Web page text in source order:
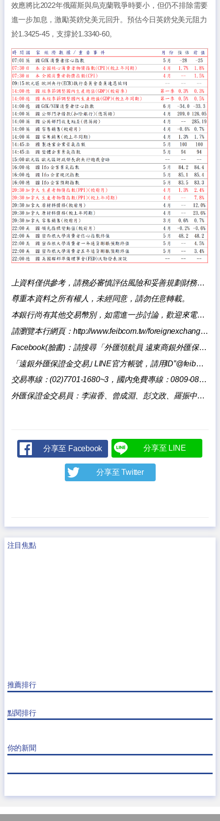
效應將比2022年俄羅斯與烏克蘭戰爭時要小，但仍不排除需要
進一步加息，激勵英鎊兌美元回升。預估今日英鎊兌美元阻力
於1.3425-45，支撐於1.3340-60。
上資料僅供參考，請務必審慎評估風險和妥善規劃財務，本銀行不負擔盈虧之法律責任。
尊重本資料之所有權人，未經同意，請勿任意轉載。
本銀行尚有其他交易幣別，如需進一步討論，歡迎來電洽詢。
請瀏覽本行網頁： http://www.feibcom.tw/foreignexchange/index.aspxq
Facebook(臉書)：請搜尋「 外匯領航員 遠東商銀外匯保證金交易」
「遠銀外匯保證金交易｣ LINE官方帳號，請用ID”@feibmargintrading”搜尋加入。
交易專線：(02)7701-1680~3，國內免費專線：0809-085818。
外匯保證金交易員：李淑香、曾成淵、彭文政、羅振中、陳壯華、陳泓宇。
分享至 Facebook 分享至 LINE
分享至 Twitter
注目焦點
推薦排行
點閱排行
你的新聞